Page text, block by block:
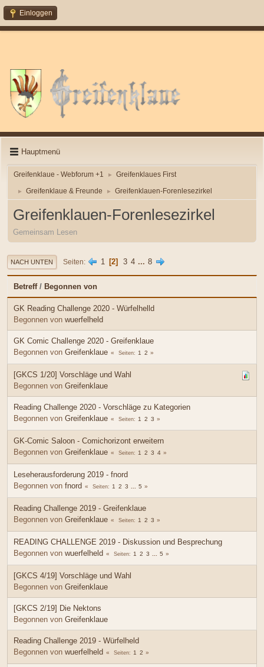
Einloggen
Hauptmenü
Greifenklaue - Webforum +1 ► Greifenklaues First
► Greifenklaue & Freunde ► Greifenklauen-Forenlesezirkel
Greifenklauen-Forenlesezirkel
Gemeinsam Lesen
NACH UNTEN Seiten 1 2 3 4 ... 8
Betreff/ Begonnen von
GK Reading Challenge 2020 - Würfelhelld
Begonnen von wuerfelheld
GK Comic Challenge 2020 - Greifenklaue
Begonnen von Greifenklaue Seiten 1 2
[GKCS 1/20] Vorschläge und Wahl
Begonnen von Greifenklaue
Reading Challenge 2020 - Vorschläge zu Kategorien
Begonnen von Greifenklaue Seiten 1 2 3
GK-Comic Saloon - Comichorizont erweitern
Begonnen von Greifenklaue Seiten 1 2 3 4
Leseherausforderung 2019 - fnord
Begonnen von fnord Seiten 1 2 3 5
Reading Challenge 2019 - Greifenklaue
Begonnen von Greifenklaue Seiten 1 2 3
READING CHALLENGE 2019 - Diskussion und Besprechung
Begonnen von wuerfelheld Seiten 1 2 3 5
[GKCS 4/19] Vorschläge und Wahl
Begonnen von Greifenklaue
[GKCS 2/19] Die Nektons
Begonnen von Greifenklaue
Reading Challenge 2019 - Würfelheld
Begonnen von wuerfelheld Seiten 1 2